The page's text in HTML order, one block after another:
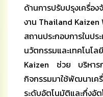
ด้านการปรับปรุงเครื่อ
งาน Thailand Kaizen
สถานประกอบการในปร
นวัตกรรมและเทคโนโ
Kaizen ช่วย บริหารก
กิจกรรมมาใช้พัฒนาเค
ระดับอัตโนมัติและกึ่งอั